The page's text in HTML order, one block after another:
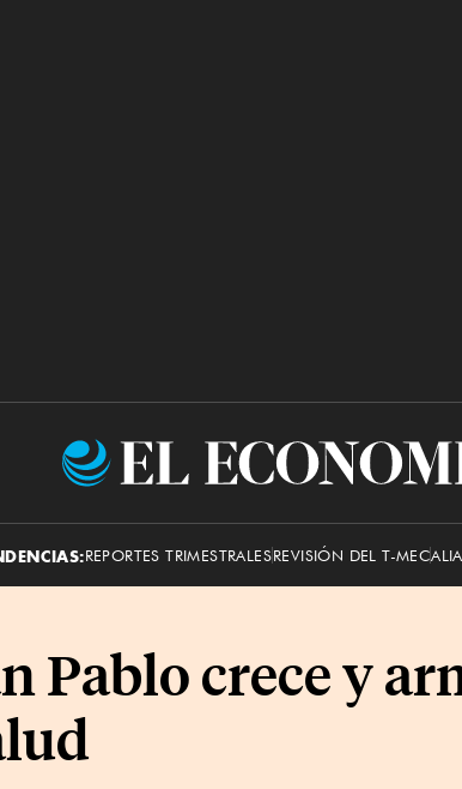
El
REPORTES TRIMESTRALESREVISIÓN DEL T-MEC
Pablo crece y